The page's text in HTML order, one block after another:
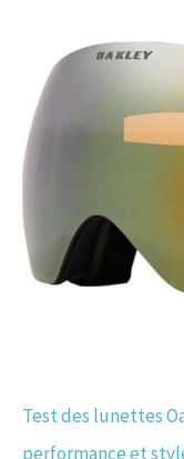
Test des lunettes
performance et